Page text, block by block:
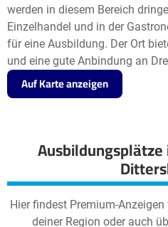
werden in diesem Bereich
Einzelhandel und in der
für eine Ausbildung. Der Ort
und eine gute Anbindung an
Auf Karte anzeigen
Hier findest Premium-
deiner Region oder auch